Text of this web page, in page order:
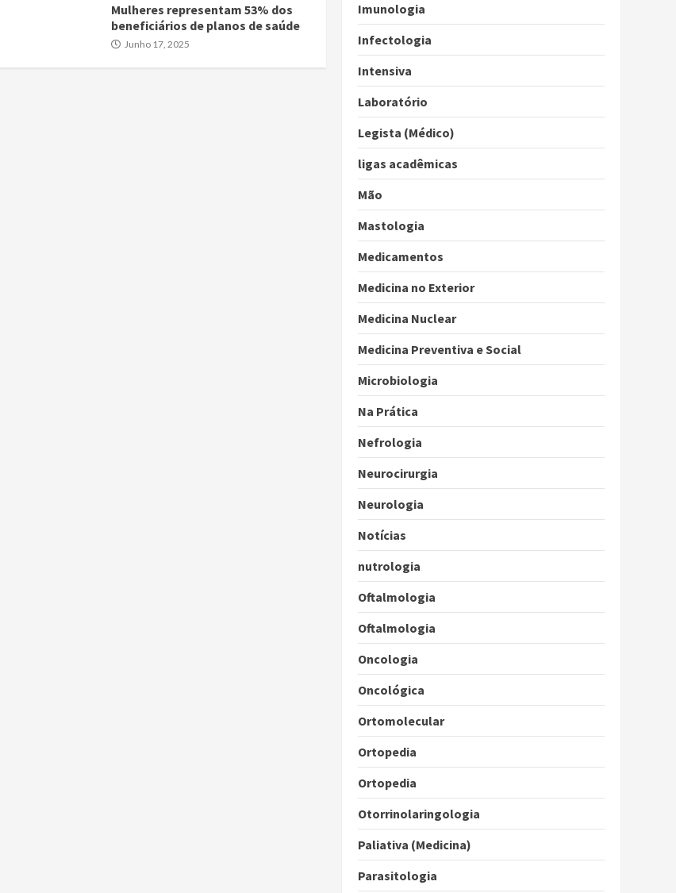
Mulheres representam 53% dos
beneficiários de planos de saúde
Junho 17, 2025
Imunologia
Infectologia
Intensiva
Laboratório
Legista (Médico)
ligas acadêmicas
Mão
Mastologia
Medicamentos
Medicina no Exterior
Medicina Nuclear
Medicina Preventiva e Social
Microbiologia
Na Prática
Nefrologia
Neurocirurgia
Neurologia
Notícias
nutrologia
Oftalmologia
Oftalmologia
Oncologia
Oncológica
Ortomolecular
Ortopedia
Ortopedia
Otorrinolaringologia
Paliativa (Medicina)
Parasitologia